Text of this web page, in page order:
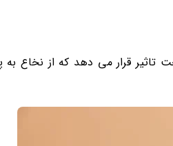
تاثیر قرار می دهد که از نخاع